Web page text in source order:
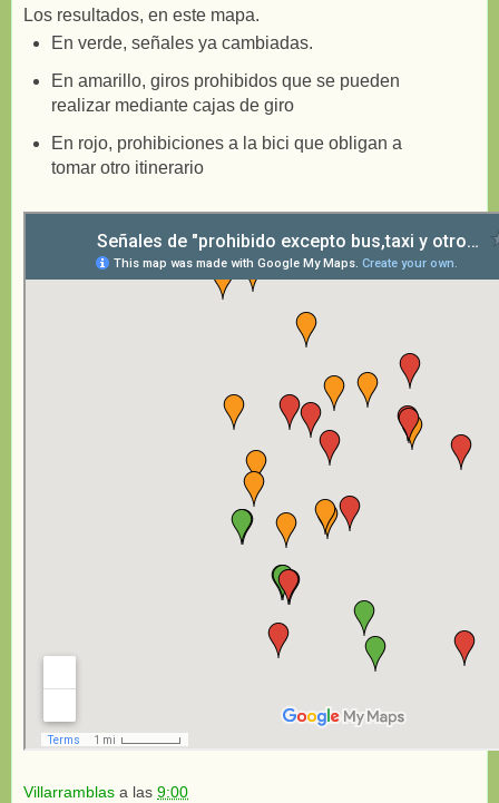
Los resultados, en este mapa.
En verde, señales ya cambiadas.
En amarillo, giros prohibidos que se pueden
realizar mediante cajas de giro
En rojo, prohibiciones a la bici que obligan a
tomar otro itinerario
Villarramblas a las 9:00